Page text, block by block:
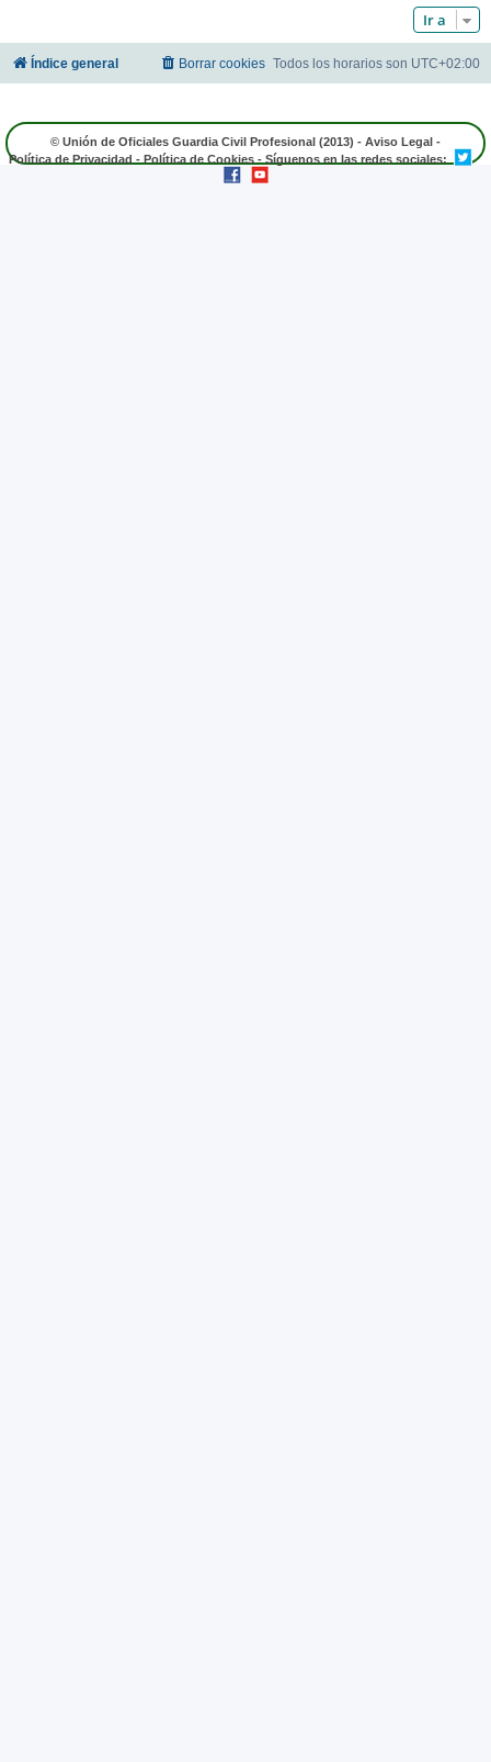
Ir a
Índice general Todos los horarios son UTC+02:00
Borrar cookies
© Unión de Oficiales Guardia Civil Profesional (2013) - Aviso Legal -
Política de Privacidad-Política de Cookies- Síguenos en las redes sociales: